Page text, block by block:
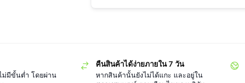
ม่มีขั้นต่ำ โดยผ่าน
คืนสินค้าได้ง่ายภายใน 7 วัน
หากสินค้านั้นยังไม่ได้แกะ และอยู่ใน